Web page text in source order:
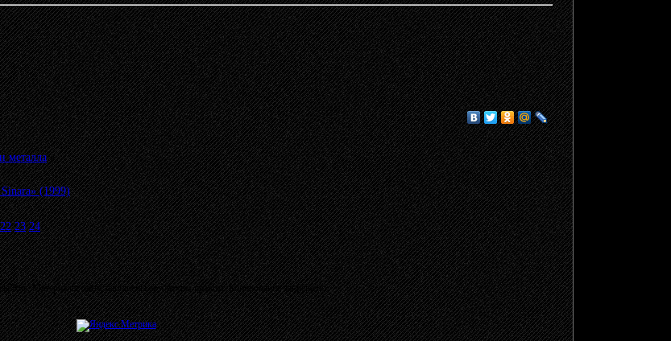
металла»
(1999)
22 23 24
Материалы сайта защищены авторским правом. Копирование запрещено.